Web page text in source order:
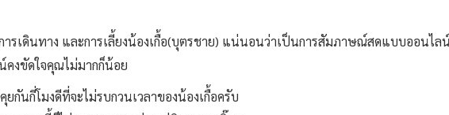
การเดินทาง และการเลี้ยงน้องเกื้อ(บุตรชาย) แน่นอนว่าเป็นการสัมภาษณ์สดแบบออน
คงขัดใจคุณไม่มากก็น้อย
ยกันกี่โมงดีที่จะไม่รบกวนเวลาของน้องเกื้อครับ